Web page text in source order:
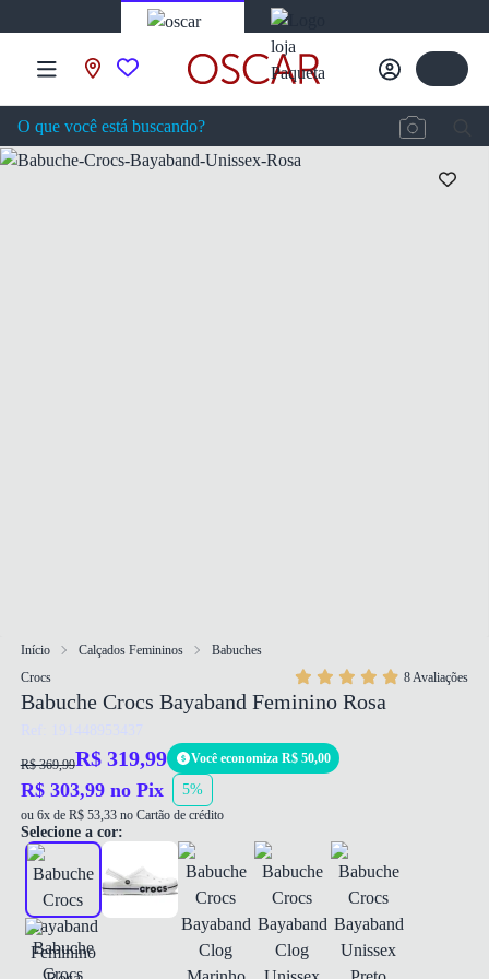
Início Calçados Femininos
Babuches
Crocs
8 Avaliações
Babuche Crocs Bayaband Feminino Rosa
Ref: 191448953437
R$ 369,99R$ 319,99 Você economiza R$ 50,00
R$ 303,99 no Pix 5%
ou 6x de R$ 53,33 no Cartão de crédito
Selecione a cor: